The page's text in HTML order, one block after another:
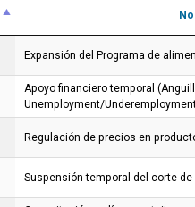
Expansión del Programa de
Apoyo financiero temporal
Unemployment/
Regulación de precios en
Suspensión temporal del corte